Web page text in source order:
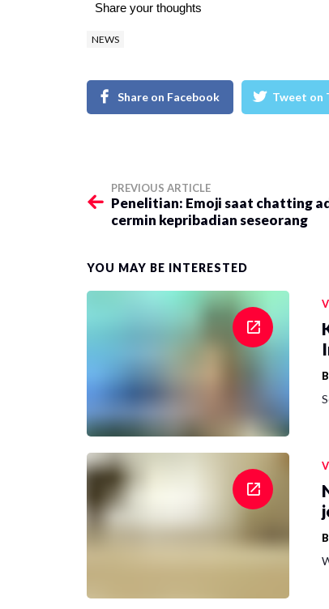
Share your thoughts
NEWS
Share on Facebook Tweet on
PREVIOUS ARTICLE
Penelitian: Emoji saat chatting
cermin kepribadian seseorang
YOU MAY BE INTERESTED